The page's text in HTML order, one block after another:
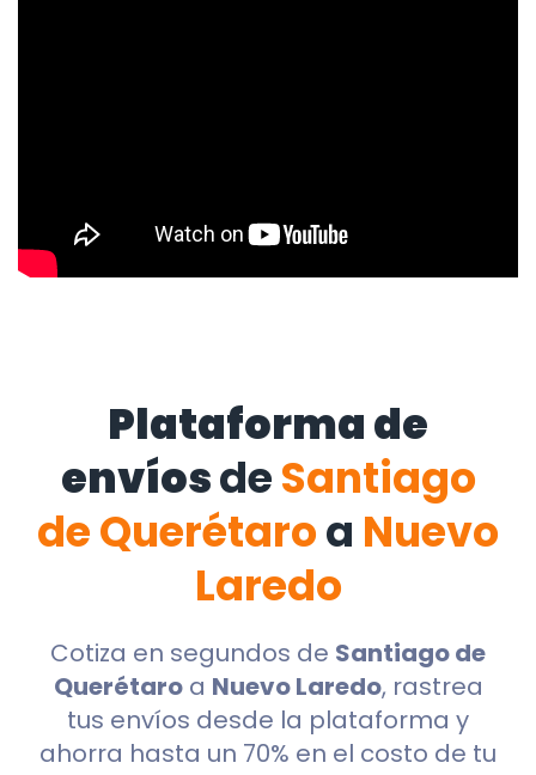
Plataforma de
envíosdeSantiago
de Querétaroa Nuevo
Laredo
Cotiza en segundos de Santiago de
Querétaroa Nuevo Laredo, rastrea
tus envíos desde la plataforma y
ahorra hasta un 70% en el costo de tu